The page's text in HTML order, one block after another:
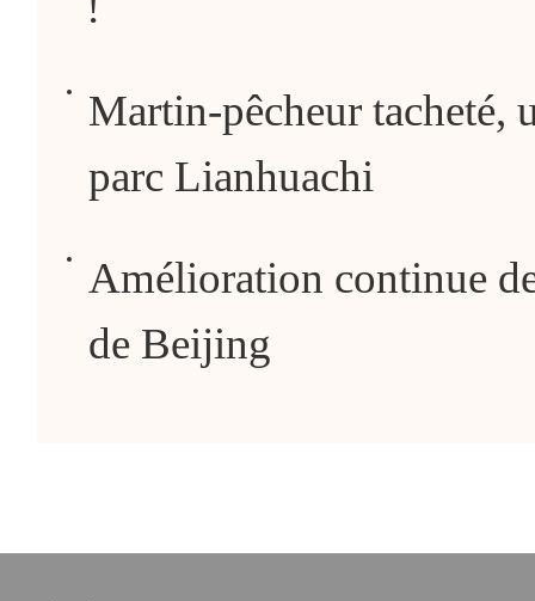
Martin-pêcheur tacheté,
parc Lianhuachi
Amélioration continue
de Beijing